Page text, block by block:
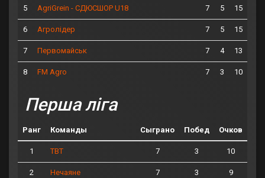
5 AgriGrein - СДЮСШОР U18 7 5 15
6 Агролідер 7 5 15
7 Первомайськ 7 4 13
8 FM Agro 7 3 10
Перша ліга
Ранг Команды Сыграно Побед Очков
1 ТВТ 7 3 10
2 Нечаяне 7 3 9